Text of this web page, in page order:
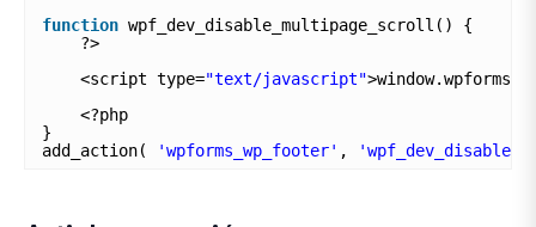
function wpf_dev_disable_multipage_scroll() {
?>
<script type="text/javascript"
<?php
}
add_action(
'wpforms_wp_footer' ,